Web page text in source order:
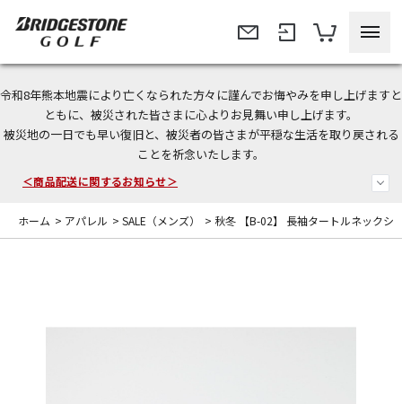
令和8年熊本地震により亡くなられた方々に謹んでお悔やみを申し上げますと
ともに、被災された皆さまに心よりお見舞い申し上げます。
被災地の一日でも早い復旧と、被災者の皆さまが平穏な生活を取り戻される
ことを祈念いたします。
今なら新規会員登録で1,000円OFFクーポンプレゼント！
＜商品配送に関するお知らせ＞
＜夏季休暇中のご注文・発送・お問い合わせ＞
ホーム > アパレル > SALE（メンズ） > 秋冬 【B-02】 長袖タートルネックシ